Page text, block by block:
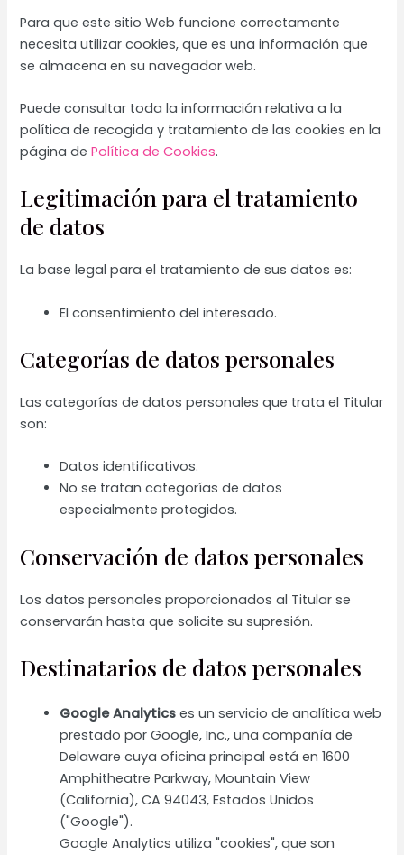
Para que este sitio Web funcione correctamente
necesita utilizar cookies, que es una información que
se almacena en su navegador web.
Puede consultar toda la información relativa a la
política de recogida y tratamiento de las cookies en la
página dePolítica de Cookies.
Legitimación para el tratamiento
de datos
La base legal para el tratamiento de sus datos es:
El consentimiento del interesado.
Categorías de datos personales
Las categorías de datos personales que trata el Titular
son:
Datos identificativos.
No se tratan categorías de datos
especialmente protegidos.
Conservación de datos personales
Los datos personales proporcionados al Titular se
conservarán hasta que solicite su supresión.
Destinatarios de datos personales
Google Analytics es un servicio de analítica web
prestado por Google, Inc., una compañía de
Delaware cuya oficina principal está en 1600
Amphitheatre Parkway, Mountain View
(California), CA 94043, Estados Unidos
("Google").
Google Analytics utiliza "cookies", que son